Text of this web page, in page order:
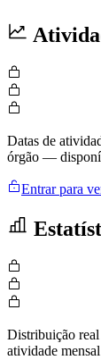
Datas de
órgão —
Entrar para
Distribuição real
atividade